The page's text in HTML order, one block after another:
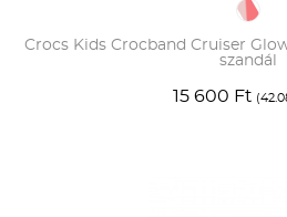
Crocs Kids Crocband Cruiser
szandál
15 600 Ft